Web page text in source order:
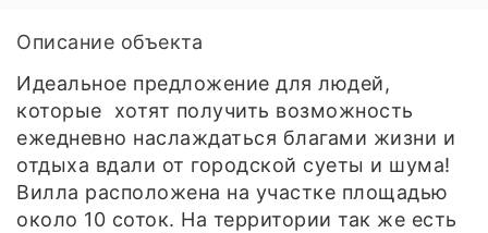
Описание объекта
Идеальное предложение для людей,
которые хотят получить возможность
ежедневно наслаждаться благами жизни и
отдыха вдали от городской суеты и шума!
Вилла расположена на участке площадью
около 10 соток. На территории так же есть